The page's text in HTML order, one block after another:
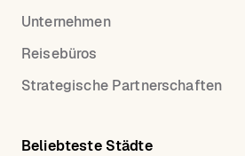
Unternehmen
Reisebüros
Strategische Partnerschaften
Beliebteste Städte